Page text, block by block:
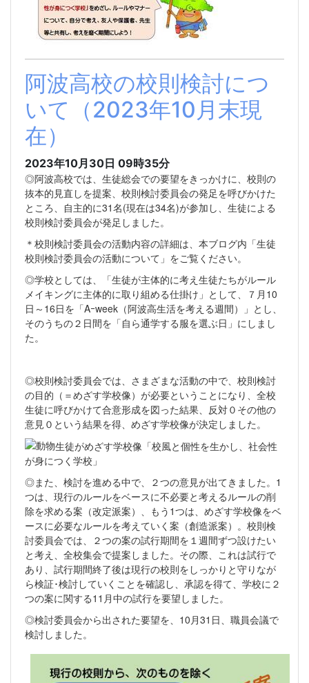
阿波高校の校則検討につ
いて（2023年10月末現
在）
2023年10月30日 09時35分
◎阿波高校では、生徒総会での要望をきっかけに、校則の
抜本的見直しを提案、校則検討委員会の発足を呼びかけた
ところ、自主的に31名(現在は34名)が参加し、生徒による
校則検討委員会が発足しました。
＊校則検討委員会の活動内容の詳細は、本ブログ内「生徒
校則検討委員会の活動について」をご覧ください。
◎学校としては、「生徒が主体的に考え生徒たちがルール
メイキングに主体的に取り組める仕掛け」として、７月10
日～16日を「Aｰweek（阿波高生活を考える週間）」とし、
そのうちの２日間を「自ら通学する服を選ぶ日」にしまし
た。
◎校則検討委員会では、さまざまな活動の中で、校則検討
の目的（＝めざす学校像）が必要ということになり、全校
生徒に呼びかけて合意形成を図った結果、反対０その他の
意見０という結果を得、めざす学校像が決定しました。
生徒がめざす学校像「校風と個性を生かし、社会性
が身につく学校」
◎また、検討を進める中で、２つの意見が出てきました。1
つは、現行のルールをベースに不必要と考えるルールの削
除を求める案（改定派案）、もう1つは、めざす学校像をベ
ースに必要なルールを考えていく案（創造派案）。校則検
討委員会では、２つの案の試行期間を１週間ずつ設けたい
と考え、全校集会で提案しました。その際、これは試行で
あり、試行期間終了後は現行の校則をしっかりと守りなが
ら検証･検討していくことを確認し、承認を得て、学校に２
つの案に関する11月中の試行を要望しました。
◎検討委員会から出された要望を、10月31日、職員会議で
検討しました。